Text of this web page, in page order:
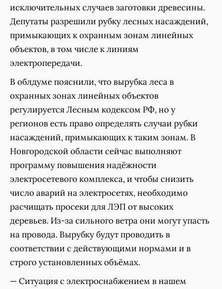
исключительных случаев заготовки древесины.
Депутаты разрешили рубку лесных насаждений,
примыкающих к охранным зонам линейных
объектов, в том числе к линиям
электропередачи.
В облдуме пояснили, что вырубка леса в
охранных зонах линейных объектов
регулируется Лесным кодексом РФ, но у
регионов есть право определять случаи рубки
насаждений, примыкающих к таким зонам. В
Новгородской области сейчас выполняют
программу повышения надёжности
электросетевого комплекса, и чтобы снизить
число аварий на электросетях, необходимо
расчищать просеки для ЛЭП от высоких
деревьев. Из-за сильного ветра они могут упасть
на провода. Вырубку будут проводить в
соответствии с действующими нормами и в
строго установленных объёмах.
— Ситуация с электроснабжением в нашем